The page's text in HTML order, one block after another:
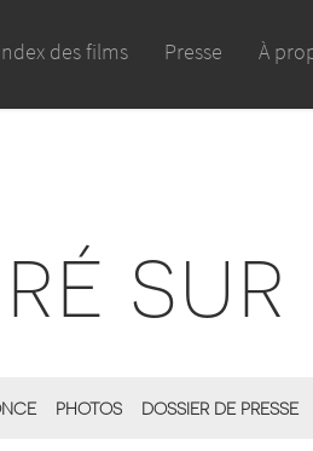
des films Presse À
PHOTOS DOSSIER DE PRESSE